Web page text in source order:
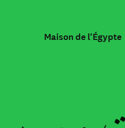
Maison de l'Égypte